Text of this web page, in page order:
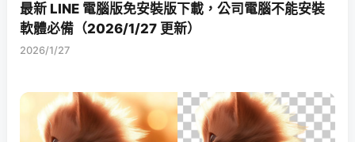
最新 LINE 電腦版免安裝版下載，公司電腦不能安裝
軟體必備（2026/1/27 更新）
2026/1/27